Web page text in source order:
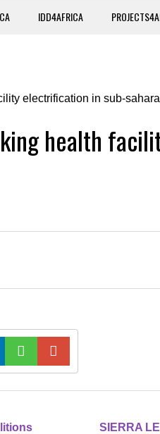
IDD4AFRICA
health
SIERRA